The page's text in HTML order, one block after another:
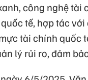
công nghệ
tế, hợp tác
tài chính quốc
lý rủi ro, đảm